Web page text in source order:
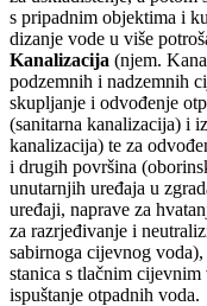
s pripadnim objektima i
dizanje vode u više
Kanalizacija (njem.
podzemnih i nadzemnih
skupljanje i odvođenje
(sanitarna kanalizacija) i
kanalizacija) te za
i drugih površina
unutarnjih uređaja u
uređaji, naprave za
za razrjeđivanje i
sabirnoga cijevnog
stanica s tlačnim
ispuštanje otpadnih voda.